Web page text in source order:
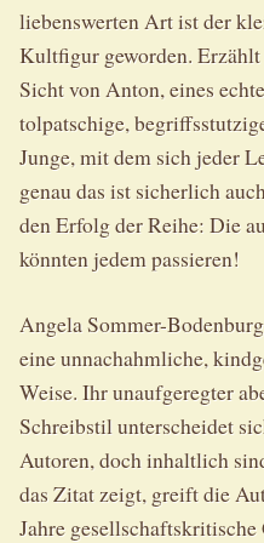
liebenswerten Art ist der
Kultfigur geworden.
Sicht von Anton, eines
tolpatschige,
Junge, mit dem sich jeder
genau das ist sicherlich
den Erfolg der Reihe: Die
könnten jedem passieren!
Angela Sommer-
eine unnachahmliche,
Weise. Ihr unaufgeregter
Schreibstil unterscheidet
Autoren, doch inhaltlich
das Zitat zeigt, greift die
Jahre